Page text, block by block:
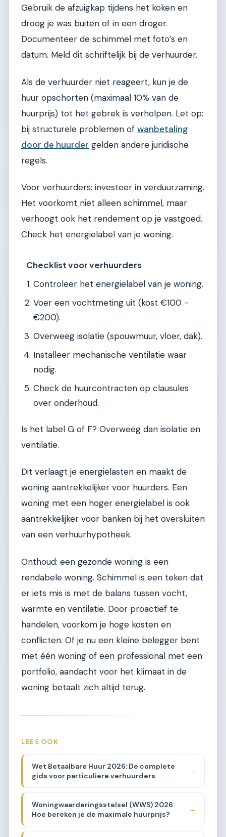
Gebruik de afzuigkap tijdens het koken en
droog je was buiten of in een droger.
Documenteer de schimmel met foto’s en
datum. Meld dit schriftelijk bij de verhuurder.
Als de verhuurder niet reageert, kun je de
huur opschorten (maximaal 10% van de
huurprijs) tot het gebrek is verholpen. Let op:
bij structurele problemen of wanbetaling
door de huurder gelden andere juridische
regels.
Voor verhuurders: investeer in verduurzaming.
Het voorkomt niet alleen schimmel, maar
verhoogt ook het rendement op je vastgoed.
Check het energielabel van je woning.
Checklist voor verhuurders
Controleer het energielabel van je woning.
Voer een vochtmeting uit (kost €100 -
€200).
Overweeg isolatie (spouwmuur, vloer, dak).
Installeer mechanische ventilatie waar
nodig.
Check de huurcontracten op clausules
over onderhoud.
Is het label G of F? Overweeg dan isolatie en
ventilatie.
Dit verlaagt je energielasten en maakt de
woning aantrekkelijker voor huurders. Een
woning met een hoger energielabel is ook
aantrekkelijker voor banken bij het oversluiten
van een verhuurhypotheek.
Onthoud: een gezonde woning is een
rendabele woning. Schimmel is een teken dat
er iets mis is met de balans tussen vocht,
warmte en ventilatie. Door proactief te
handelen, voorkom je hoge kosten en
conflicten. Of je nu een kleine belegger bent
met één woning of een professional met een
portfolio, aandacht voor het klimaat in de
woning betaalt zich altijd terug.
LEES OOK
Wet Betaalbare Huur 2026: De complete
gids voor particuliere verhuurders
→
Woningwaarderingsstelsel (WWS) 2026:
Hoe bereken je de maximale huurprijs?
→